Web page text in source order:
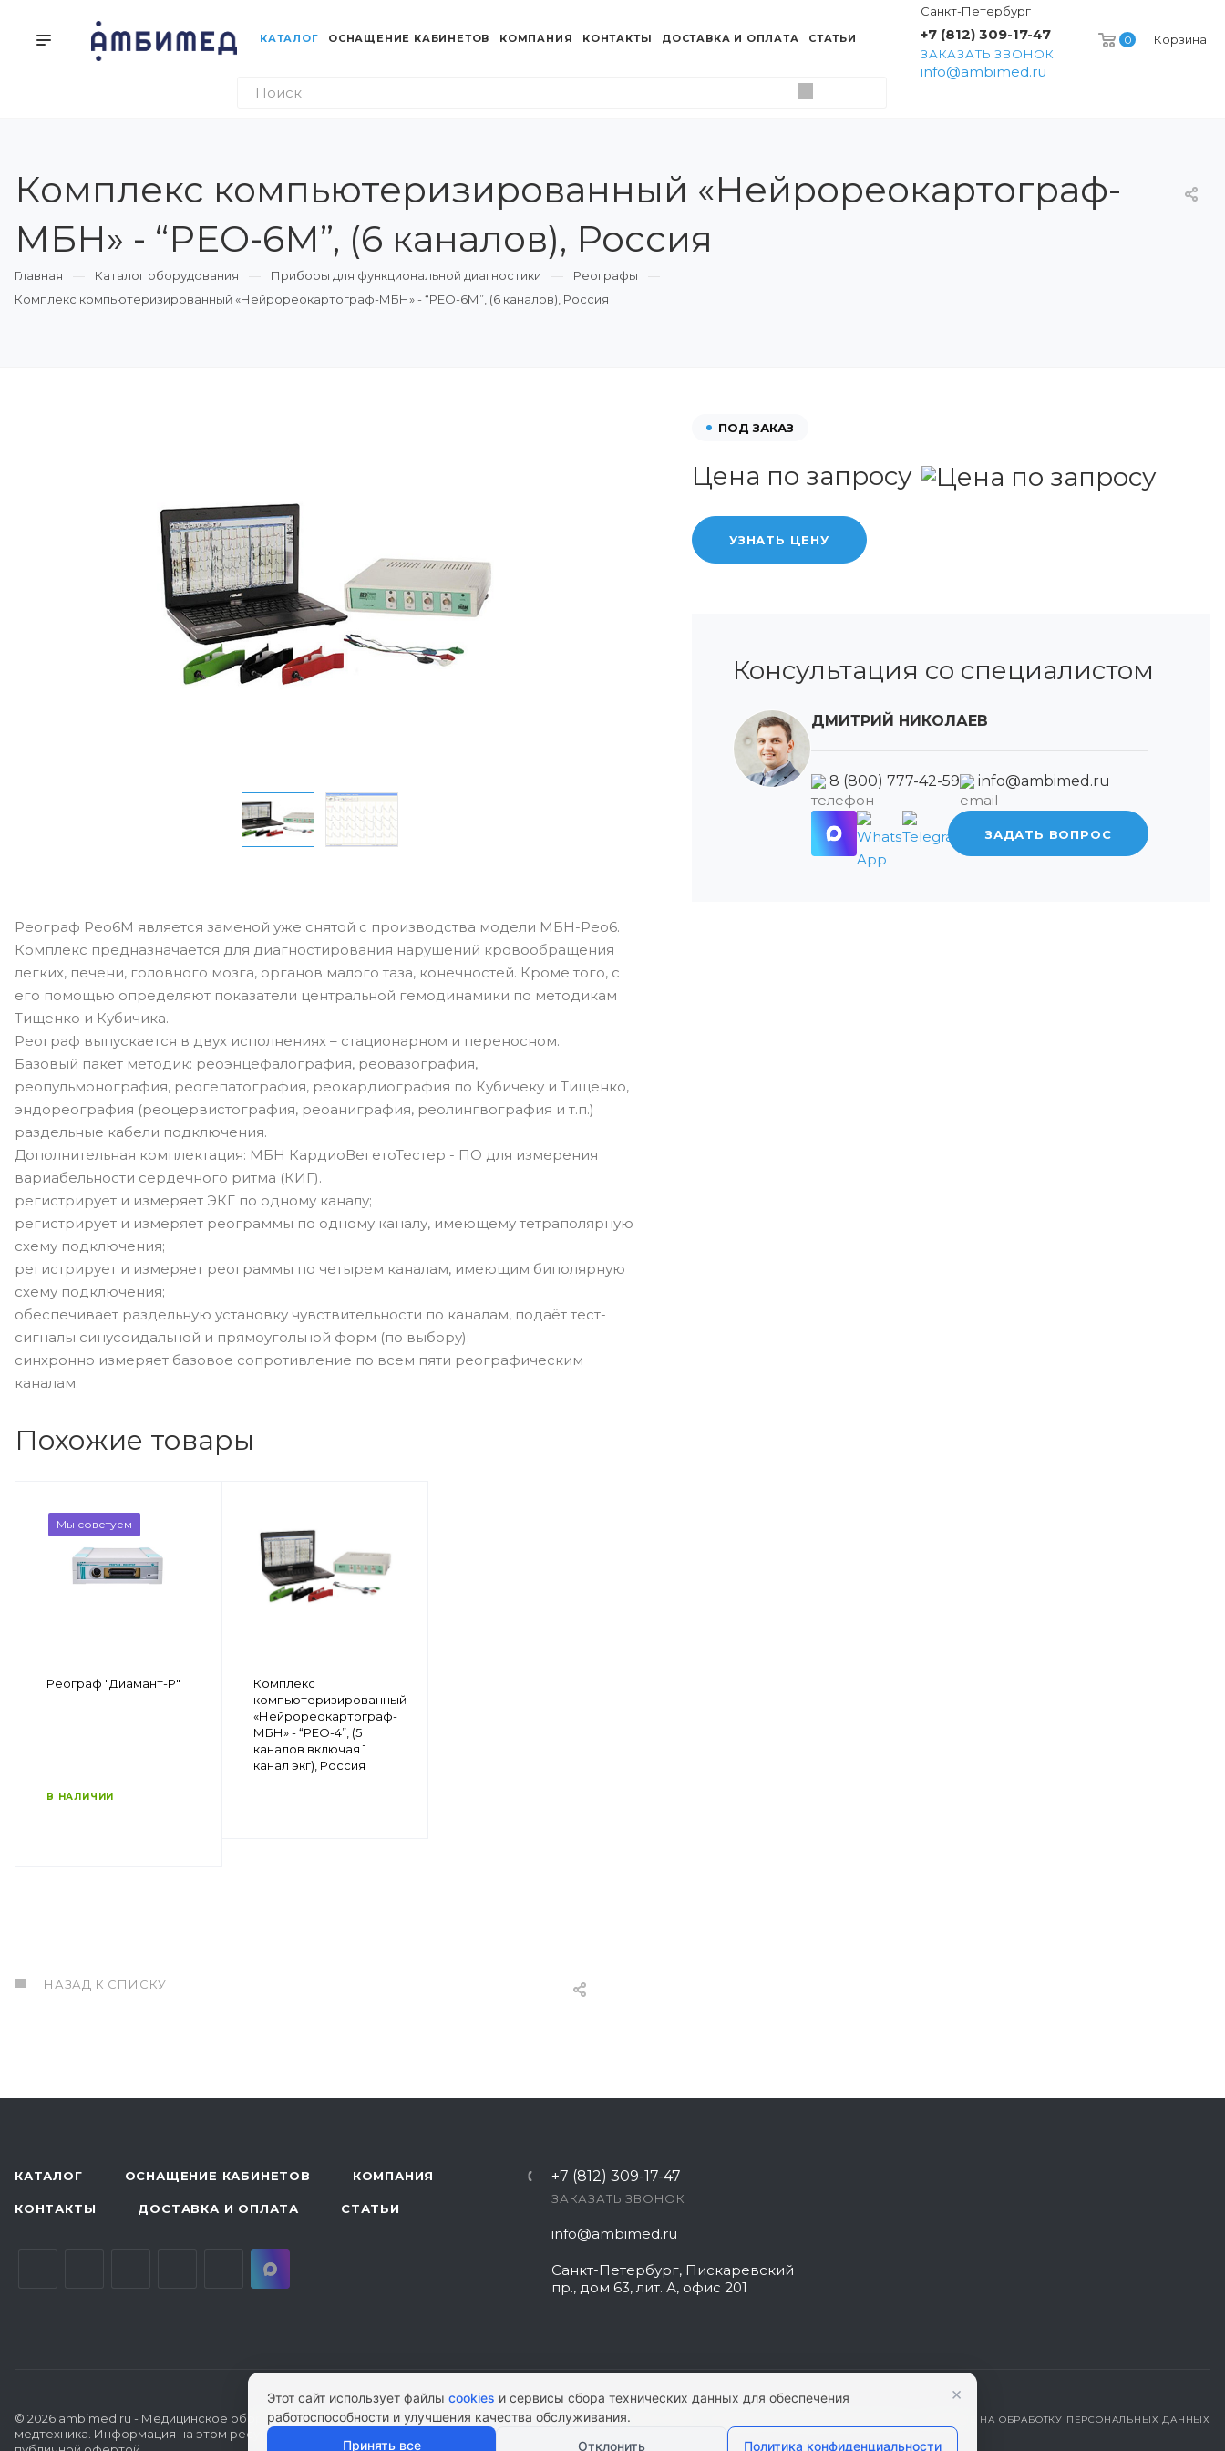
0 Корзина
Санкт-Петербург
+7 (812) 309-17-47
ЗАКАЗАТЬ ЗВОНОК
info@ambimed.ru
КАТАЛОГ ОСНАЩЕНИЕ КАБИНЕТОВ КОМПАНИЯ КОНТАКТЫ ДОСТАВКА И ОПЛАТА СТАТЬИ
Комплекс компьютеризированный «Нейрореокартограф-
МБН» - “РЕО-6М”, (6 каналов), Россия
Главная Каталог оборудования Приборы для функциональной диагностики
Реографы
Комплекс компьютеризированный «Нейрореокартограф-МБН» - “РЕО-6М”, (6 каналов), Россия
ПОД ЗАКАЗ
Цена по запросу
УЗНАТЬ ЦЕНУ
Консультация со специалистом
ДМИТРИЙ НИКОЛАЕВ
8 (800) 777-42-59 info@ambimed.ru
ЗАДАТЬ ВОПРОС
Реограф Рео6М является заменой уже снятой с производства модели МБН-Рео6.
Комплекс предназначается для диагностирования нарушений кровообращения
легких, печени, головного мозга, органов малого таза, конечностей. Кроме того, с
его помощью определяют показатели центральной гемодинамики по методикам
Тищенко и Кубичика.
Реограф выпускается в двух исполнениях – стационарном и переносном.
Базовый пакет методик: реоэнцефалография, реовазография,
реопульмонография, реогепатография, реокардиография по Кубичеку и Тищенко,
эндореография (реоцервистография, реоаниграфия, реолингвография и т.п.)
раздельные кабели подключения.
Дополнительная комплектация: МБН КардиоВегетоТестер - ПО для измерения
вариабельности сердечного ритма (КИГ).
регистрирует и измеряет ЭКГ по одному каналу;
регистрирует и измеряет реограммы по одному каналу, имеющему тетраполярную
схему подключения;
регистрирует и измеряет реограммы по четырем каналам, имеющим биполярную
схему подключения;
обеспечивает раздельную установку чувствительности по каналам, подаёт тест-
сигналы синусоидальной и прямоугольной форм (по выбору);
синхронно измеряет базовое сопротивление по всем пяти реографическим
каналам.
Похожие товары
Мы советуем
Реограф "Диамант-Р"
В НАЛИЧИИ
Комплекс
компьютеризированный
«Нейрореокартограф-
МБН» - “РЕО-4”, (5
каналов включая 1
канал экг), Россия
НАЗАД К СПИСКУ
КАТАЛОГ ОСНАЩЕНИЕ КАБИНЕТОВ КОМПАНИЯ
КОНТАКТЫ ДОСТАВКА И ОПЛАТА СТАТЬИ
+7 (812) 309-17-47
ЗАКАЗАТЬ ЗВОНОК
info@ambimed.ru
Санкт-Петербург, Пискаревский
пр., дом 63, лит. А, офис 201
КАРТА САЙТА СОГЛАСИЕ НА ОБРАБОТКУ ПЕРСОНАЛЬНЫХ ДАННЫХ
© 2026 ambimed.ru - Медицинское оборудование и
медтехника. Информация на этом ресурсе не является
Этот сайт использует файлы cookies и сервисы сбора технических данных для обеспечения
работоспособности и улучшения качества обслуживания.
Принять все
Отклонить Политика конфиденциальности
×